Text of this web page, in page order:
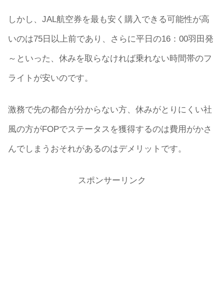
しかし、JAL航空券を最も安く購入できる可能性が高
いのは75日以上前であり、さらに平日の16：00羽田発
～といった、休みを取らなければ乗れない時間帯のフ
ライトが安いのです。
激務で先の都合が分からない方、休みがとりにくい社
風の方がFOPでステータスを獲得するのは費用がかさ
んでしまうおそれがあるのはデメリットです。
スポンサーリンク